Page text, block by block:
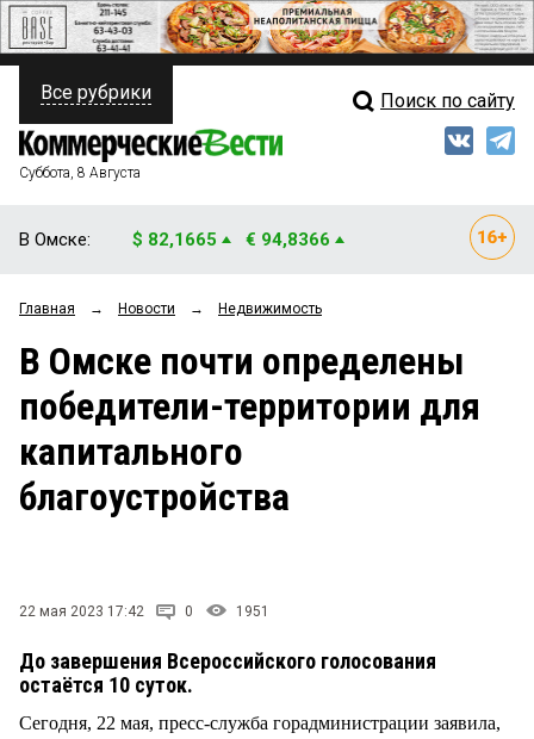
ПОЛИТИКА
ФИНАНСЫ
ОБЩЕСТВО
ЗАКОН
НОВОСТИ КОМПАНИЙ
Свежий выпуск
Мнения
Рейтинги
Блоги
Все рубрики Поиск по сайту
Суббота, 8 Августа
В Омске: $ 82,1665 € 94,8366
Главная → Новости → Недвижимость
В Омске почти определены
победители-территории для
капитального
благоустройства
22 мая 2023 17:42 0 1951
До завершения Всероссийского голосования
остаётся 10 суток.
Сегодня, 22 мая, пресс-служба горадминистрации заявила,